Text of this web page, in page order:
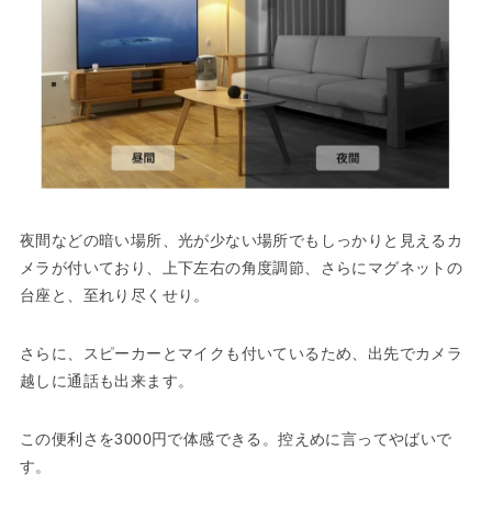
夜間などの暗い場所、光が少ない場所でもしっかりと見えるカ
メラが付いており、上下左右の角度調節、さらにマグネットの
台座と、至れり尽くせり。
さらに、スピーカーとマイクも付いているため、出先でカメラ
越しに通話も出来ます。
この便利さを3000円で体感できる。控えめに言ってやばいで
す。